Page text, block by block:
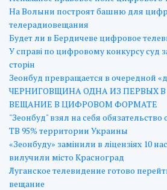
На Волыни построят башню для
телерадиовещания
Будет ли в Бердичеве цифровое
У справі по цифровому конкурсу суд
сторін
Зеонбуд превращается в очередной
ЧЕРНИГОВЩИНА ОДНА ИЗ ПЕРВЫХ
ВЕЩАНИЕ В ЦИФРОВОМ ФОРМАТЕ
"Зеонбуд" взял на себя
ТВ 95% территории Украины
«Зеонбуду» замінили в ліцензіях 10
вилучили місто Красноград
Луганское телевидение готово
вещание